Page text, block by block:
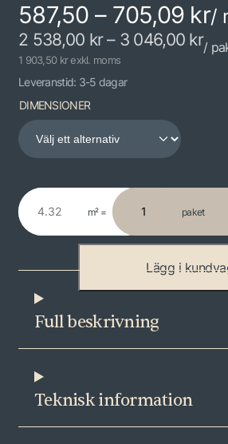
587,50 – 705,09 kr/
2 538,00 kr– 3 046,00 kr
1 903,50 kr exkl. moms
/
Leveranstid: 3-5 dagar
DIMENSIONER
m² = paket
M
Lägg i
Full beskrivning
Teknisk information